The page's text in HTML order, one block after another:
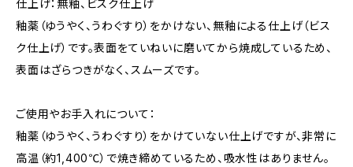
仕上げ：無釉、ビスク仕上げ
釉薬（ゆうやく、うわぐすり）をかけない、無釉による仕上げ（ビス
ク仕上げ）です。表面をていねいに磨いてから焼成しているため、
表面はざらつきがなく、スムーズです。
ご使用やお手入れについて：
釉薬（ゆうやく、うわぐすり）をかけていない仕上げですが、非常に
高温（約1,400℃）で焼き締めているため、吸水性はありません。